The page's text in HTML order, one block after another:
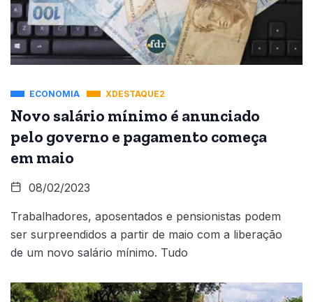
ECONOMIA XDESTAQUE2
Novo salário mínimo é anunciado
pelo governo e pagamento começa
em maio
08/02/2023
Trabalhadores, aposentados e pensionistas podem
ser surpreendidos a partir de maio com a liberação
de um novo salário mínimo. Tudo